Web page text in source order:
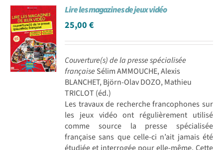
Lire les magazines de jeux vidéo
25,00€
Couverture(s) de la presse spécialisée
française Sélim AMMOUCHE, Alexis
BLANCHET, Björn-Olav DOZO, Mathieu
TRICLOT (éd.)
Les travaux de recherche francophones sur
les jeux vidéo ont régulièrement utilisé
comme source la presse spécialisée
française sans que celle-ci n’ait jamais été